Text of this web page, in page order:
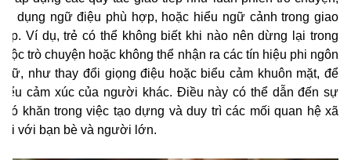
dụng ngữ điệu phù hợp, hoặc hiểu ngữ cảnh trong giao
Ví dụ, trẻ có thể không biết khi nào nên dừng lại trong
trò chuyện hoặc không thể nhận ra các tín hiệu phi ngôn
như thay đổi giọng điệu hoặc biểu cảm khuôn mặt, để
cảm xúc của người khác. Điều này có thể dẫn đến sự
khăn trong việc tạo dựng và duy trì các mối quan hệ xã
với bạn bè và người lớn.